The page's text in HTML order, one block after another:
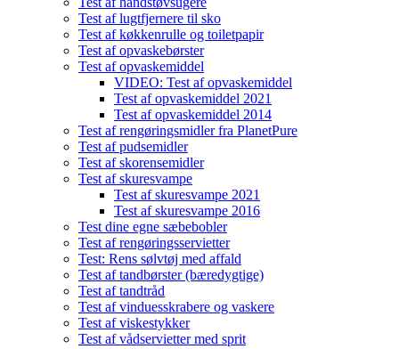
Test af lugtfjernere til sko
Test af køkkenrulle og toiletpapir
Test af opvaskebørster
Test af opvaskemiddel
VIDEO: Test af opvaskemiddel
Test af opvaskemiddel 2021
Test af opvaskemiddel 2014
Test af rengøringsmidler fra PlanetPure
Test af pudsemidler
Test af skorensemidler
Test af skuresvampe
Test af skuresvampe 2021
Test af skuresvampe 2016
Test dine egne sæbebobler
Test af rengøringsservietter
Test: Rens sølvtøj med affald
Test af tandbørster (bæredygtige)
Test af tandtråd
Test af vinduesskrabere og vaskere
Test af viskestykker
Test af vådservietter med sprit